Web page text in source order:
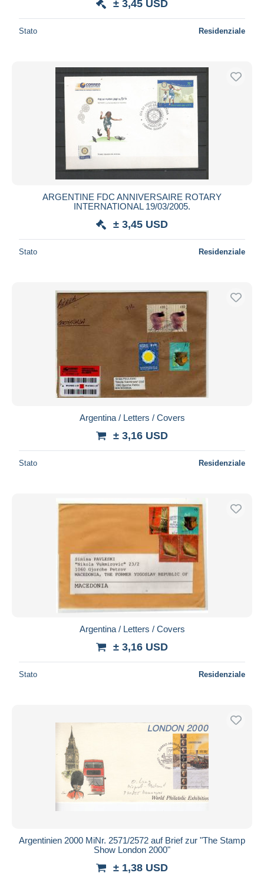
± 3,45 USD
Stato Residenziale
ARGENTINE FDC ANNIVERSAIRE ROTARY
INTERNATIONAL 19/03/2005.
± 3,45 USD
Stato Residenziale
Argentina / Letters / Covers
± 3,16 USD
Stato Residenziale
Argentina / Letters / Covers
± 3,16 USD
Stato Residenziale
Argentinien 2000 MiNr. 2571/2572 auf Brief zur "The Stamp
Show London 2000"
± 1,38 USD